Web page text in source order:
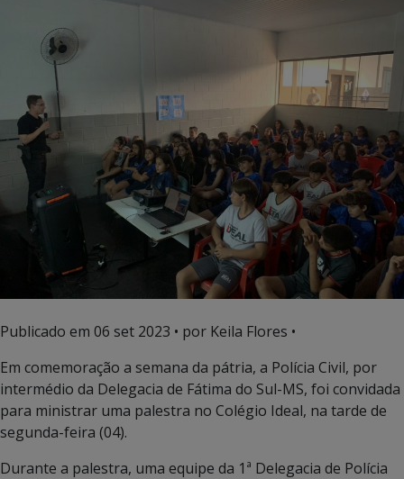
Publicado em 06 set 2023 • por Keila Flores •
Em comemoração a semana da pátria, a Polícia Civil, por
intermédio da Delegacia de Fátima do Sul-MS, foi convidada
para ministrar uma palestra no Colégio Ideal, na tarde de
segunda-feira (04).
Durante a palestra, uma equipe da 1ª Delegacia de Polícia